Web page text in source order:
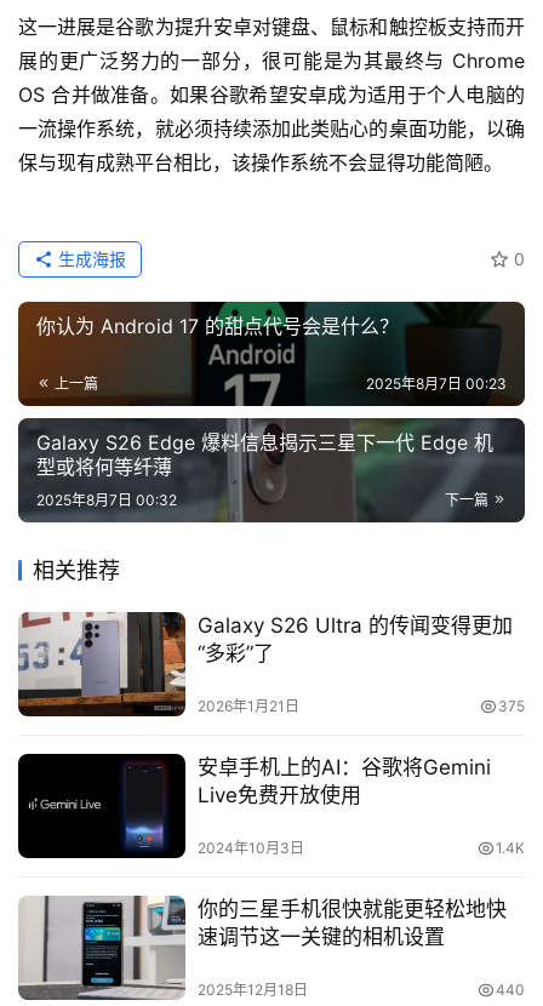
这一进展是谷歌为提升安卓对键盘、鼠标和触控板支持而开
展的更广泛努力的一部分，很可能是为其最终与 Chrome
OS 合并做准备。如果谷歌希望安卓成为适用于个人电脑的
一流操作系统，就必须持续添加此类贴心的桌面功能，以确
保与现有成熟平台相比，该操作系统不会显得功能简陋。
0
生成海报
你认为 Android 17 的甜点代号会是什么？
上一篇 2025年8月7日 00:23
Galaxy S26 Edge 爆料信息揭示三星下一代 Edge 机
型或将何等纤薄
下一篇
2025年8月7日 00:32
相关推荐
Galaxy S26 Ultra 的传闻变得更加
“多彩”了
2026年1月21日 375
安卓手机上的AI：谷歌将Gemini
Live免费开放使用
2024年10月3日 1.4K
你的三星手机很快就能更轻松地快
速调节这一关键的相机设置
2025年12月18日 440